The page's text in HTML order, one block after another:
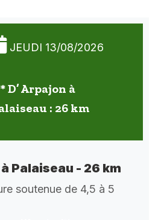
JEUDI 13/08/2026
D’ Arpajon à
: 26 km
Palaiseau - 26 km
soutenue de 4,5 à 5